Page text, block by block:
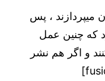
میپردازند ، پس
که چنین عمل
و اگر هم نشر
کرده اند با ید حذف کنند .[/fusion_text]